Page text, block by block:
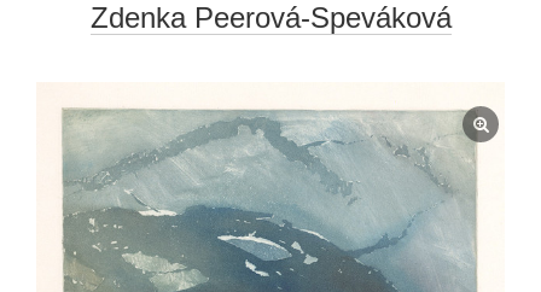
Zdenka Peerová-Speváková